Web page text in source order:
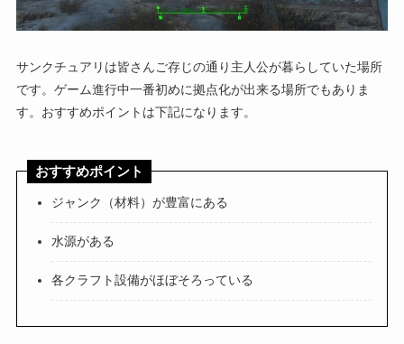
サンクチュアリは皆さんご存じの通り主人公が暮らしていた場所
です。ゲーム進行中一番初めに拠点化が出来る場所でもありま
す。おすすめポイントは下記になります。
おすすめポイント
ジャンク（材料）が豊富にある
水源がある
各クラフト設備がほぼそろっている